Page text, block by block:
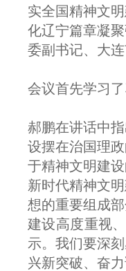
实全国精神文
化辽宁篇章凝
委副书记、大
会议首先学习
郝鹏在讲话中
设摆在治国理
于精神文明建
新时代精神文
想的重要组成
建设高度重视
示。我们要深
兴新突破、奋